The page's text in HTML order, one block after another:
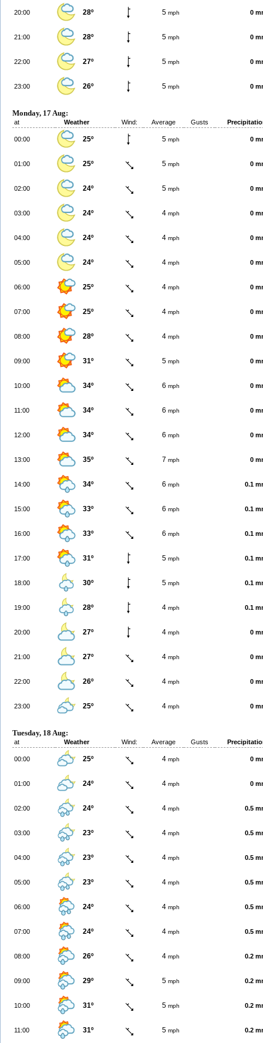
20:00 28º 5 mph 0
21:00 28º 5 mph 0
22:00 27º 5 mph 0
23:00 26º 5 mph 0
Monday, 17 Aug:
at Weather Wind: Average Gusts
00:00 25º 5 mph 0
01:00 25º 5 mph 0
02:00 24º 5 mph 0
03:00 24º 4 mph 0
04:00 24º 4 mph 0
05:00 24º 4 mph 0
06:00 25º 4 mph 0
07:00 25º 4 mph 0
08:00 28º 4 mph 0
09:00 31º 5 mph 0
10:00 34º 6 mph 0
11:00 34º 6 mph 0
12:00 34º 6 mph 0
13:00 35º 7 mph 0
14:00 34º 6 mph 0.1
15:00 33º 6 mph 0.1
16:00 33º 6 mph 0.1
17:00 31º 5 mph 0.1
18:00 30º 5 mph 0.1
19:00 28º 4 mph 0.1
20:00 27º 4 mph 0
21:00 27º 4 mph 0
22:00 26º 4 mph 0
23:00 25º 4 mph 0
Tuesday, 18 Aug:
at Weather Wind: Average Gusts
00:00 25º 4 mph 0
01:00 24º 4 mph 0
02:00 24º 4 mph 0.5
03:00 23º 4 mph 0.5
04:00 23º 4 mph 0.5
05:00 23º 4 mph 0.5
06:00 24º 4 mph 0.5
07:00 24º 4 mph 0.5
08:00 26º 4 mph 0.2
09:00 29º 5 mph 0.2
10:00 31º 5 mph 0.2
11:00 31º 5 mph 0.2